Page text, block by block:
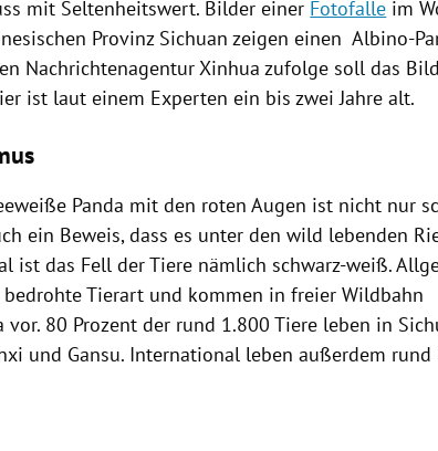
mit Seltenheitswert. Bilder einer Fotofalle im
Provinz Sichuan zeigen einen Albino-
Nachrichtenagentur Xinhua zufolge soll das
ist laut einem Experten ein bis zwei Jahre alt.
Panda mit den roten Augen ist nicht nur
ein Beweis, dass es unter den wild lebenden
ist das Fell der Tiere nämlich schwarz-weiß.
Tierart und kommen in freier Wildbahn
vor. 80 Prozent der rund 1.800 Tiere leben in
und Gansu. International leben außerdem rund